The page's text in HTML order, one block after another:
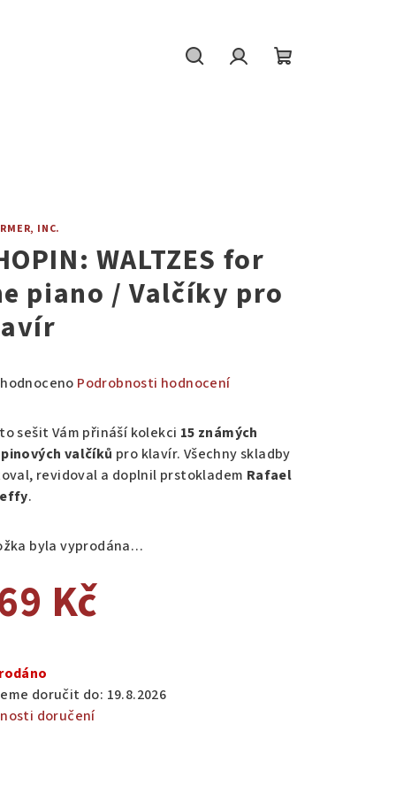
INC.
WALTZES for
piano / Valčíky pro
Podrobnosti hodnocení
sešit Vám přináší kolekci 15 známých
valčíků pro klavír. Všechny skladby
revidoval a doplnil prstokladem Rafael
.
byla vyprodána…
Kč
doručit do: 19.8.2026
doručení